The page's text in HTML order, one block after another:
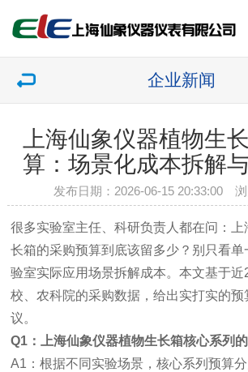
企业新闻
上海仙象仪器植物生
算：场景化成本拆解
发布日期：2026-06-15 20:33:00
很多实验室主任、科研负责人都在问：
长箱的采购预算到底该留多少？别只看
验室实际应用场景拆解成本。本文基于近
校、农科院的采购数据，给出实打实的预
议。
Q1：上海仙象仪器植物生长箱核心系列
A1：根据不同实验场景，核心系列预算分